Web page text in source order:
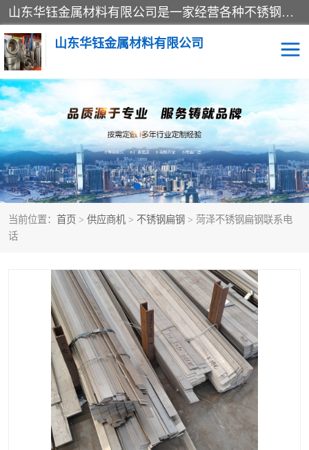
山东华钰金属材料有限公司是一家经营各种不锈钢管材、板材、圆钢、法兰、封头、型材等产品的公司；主营产品有：不锈钢管，激光切割，管件标准件，不锈钢圆钢，不锈钢人孔，不锈钢亮管，不锈钢角钢，不锈钢加工，不锈钢管子，不锈钢工业方管，不锈钢封头，不锈钢法兰，不锈钢阀门，不锈钢槽钢，不锈钢扁钢，不锈钢板等；可为客户制作各种规格的型材及不锈钢配件、非标准件及各种容器具等，能满足客户的不同采购要求。
山东华钰金属材料有限公司
当前位置： 首页 > 供应商机 > 不锈钢扁钢 > 菏泽不锈钢扁钢联系电
话
不锈钢管 激光切割
管件标准件 不锈钢圆钢
不锈钢人孔 不锈钢亮管
不锈钢角钢 不锈钢加工
不锈钢封头 不锈钢法兰
不锈钢阀门 不锈钢槽钢
不锈钢扁钢